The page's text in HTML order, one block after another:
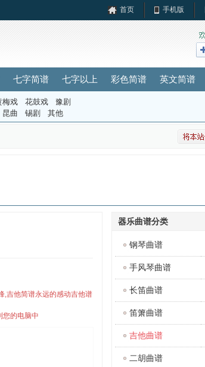
首页 手机版
七字简谱 七字以上 彩色简谱 英文简谱
梅戏 花鼓戏
豫剧
昆曲 锡剧 其他
,吉他简谱永远的感动吉他谱
您的电脑中
器乐曲谱分类
钢琴曲谱
手风琴曲谱
长笛曲谱
笛箫曲谱
吉他曲谱
二胡曲谱